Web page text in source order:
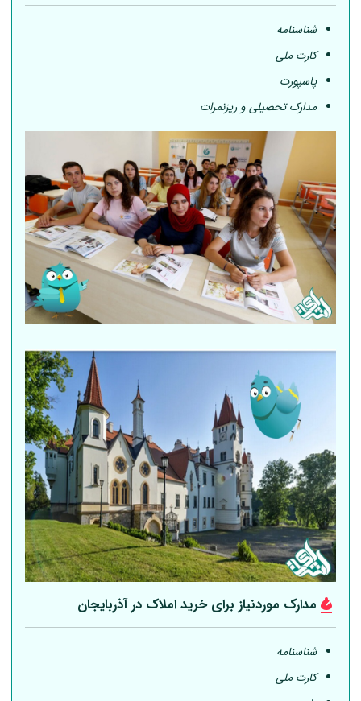
شناسنامه
کارت ملی
پاسپورت
مدارک تحصیلی و ریزنمرات
مدارک موردنیاز برای خرید املاک در آذربایجان
شناسنامه
کارت ملی